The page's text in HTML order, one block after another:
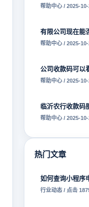
帮助中心 / 2025-
有限公司现在能
帮助中心 / 2025-
公司收款码可以
帮助中心 / 2025-
临沂农行收款码
帮助中心 / 2025-
热门文章
如何查询小程序
行业动态 / 点击